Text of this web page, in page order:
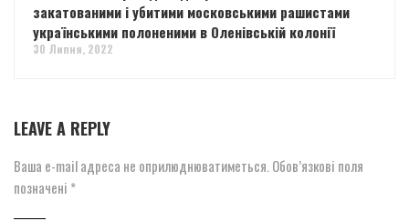
закатованими і убитими московськими рашистами
українськими полоненими в Оленівській колонії
30 Липня, 2022
LEAVE A REPLY
Ваша e-mail адреса не оприлюднюватиметься. Обов’язкові поля
позначені *